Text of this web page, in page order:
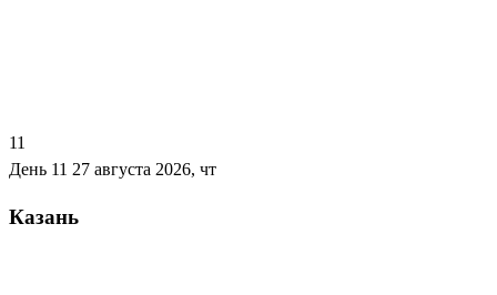
11
День 11 27 августа 2026, чт
Казань